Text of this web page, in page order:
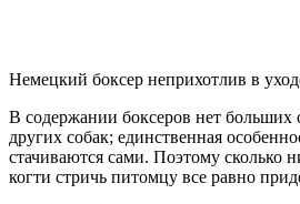
Немецкий боксер неприхотлив в
В содержании боксеров нет больших
других собак; единственная
стачиваются сами. Поэтому сколько
когти стричь питомцу все равно